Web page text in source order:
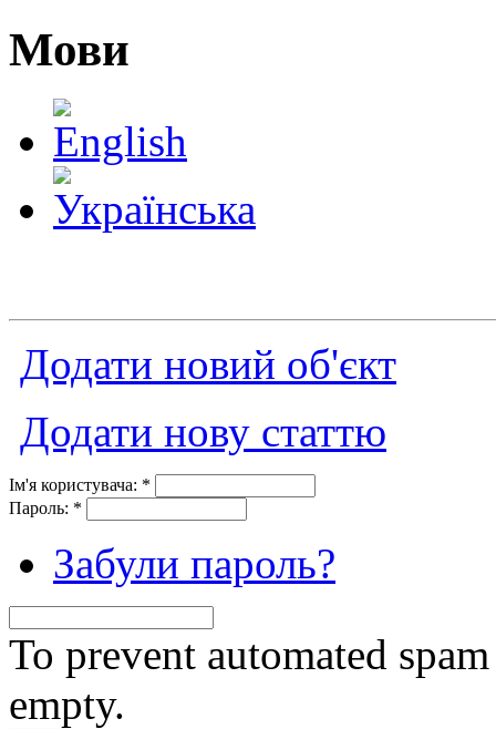
Мови
Додати новий об'єкт
Додати нову статтю
Ім'я користувача: *
Пароль: *
Забули пароль?
To prevent automated
empty.